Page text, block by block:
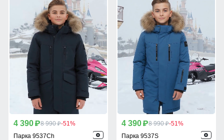
4 390 p8 990 p-51%
Парка 9537Ch
4 390 p8 990 p-51%
Парка 9537S